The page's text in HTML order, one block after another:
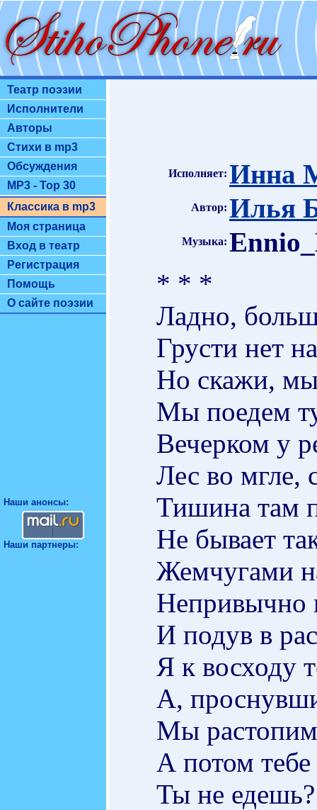
Театр поэзии
Исполнители
Авторы
Стихи в mp3
Обсуждения
MP3 - Top 30
Классика в mp3
Моя страница
Вход в театр
Регистрация
Помощь
О сайте поэзии
Наши анонсы:
Наши партнеры:
Исполняет: Инна
Автор: Илья
Музыка:
* * *
Ладно,
Грусти нет
Но скажи, мы
Мы поедем
Вечерком у
Лес во мгле,
Тишина там
Не бывает
Жемчугами
Непривычно
И подув в
Я к восходу
А,
Мы
А потом
Ты не